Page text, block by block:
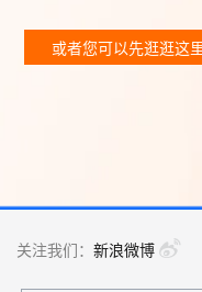
或者您可以先逛逛这